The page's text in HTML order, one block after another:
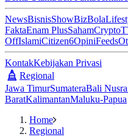
NewsBisnisShowBizBola
FaktaEnam PlusSahamCrypto
OffIslamiCitizen6OpiniFeeds
KontakKebijakan Privasi
Regional
Jawa TimurSumateraBali Nusra
BaratKalimantanMaluku-Papua
Home
Regional